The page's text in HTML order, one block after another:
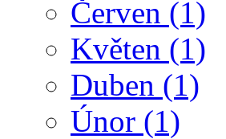
Červen (1)
Květen (1)
Duben (1)
Únor (1)